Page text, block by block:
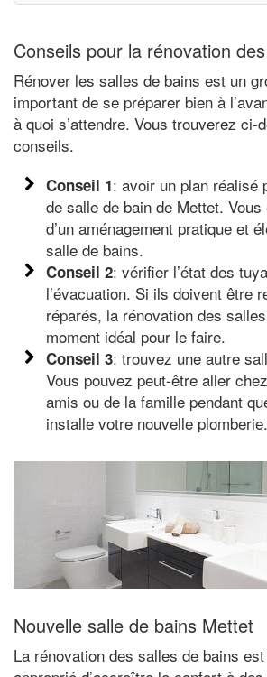
Conseils pour la rénovation
Rénover les salles de bains est un
important de se préparer bien à
à quoi s’attendre. Vous trouverez ci-
conseils.
Conseil 1: avoir un plan réalisé
de salle de bain de Mettet.
d’un aménagement pratique et
salle de bains.
Conseil 2: vérifier l’état des
l’évacuation. Si ils doivent être
réparés, la rénovation des
moment idéal pour le faire.
Conseil 3: trouvez une autre
Vous pouvez peut-être aller
amis ou de la famille pendant
installe votre nouvelle plomberie.
Nouvelle salle de bains Mettet
La rénovation des salles de bains